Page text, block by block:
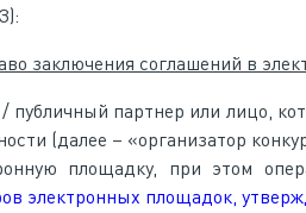
заключения соглашений в
публичный партнер или лицо,
(далее – «организатор
площадку, при этом
электронных площадок,